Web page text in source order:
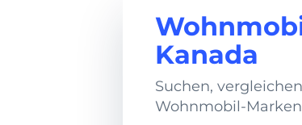
Kanada
Suchen,
Wohnmobil-